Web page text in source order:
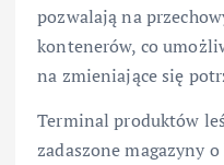
pozwalają na
kontenerów, co
na zmieniające się
Terminal produktów
zadaszone magazyny